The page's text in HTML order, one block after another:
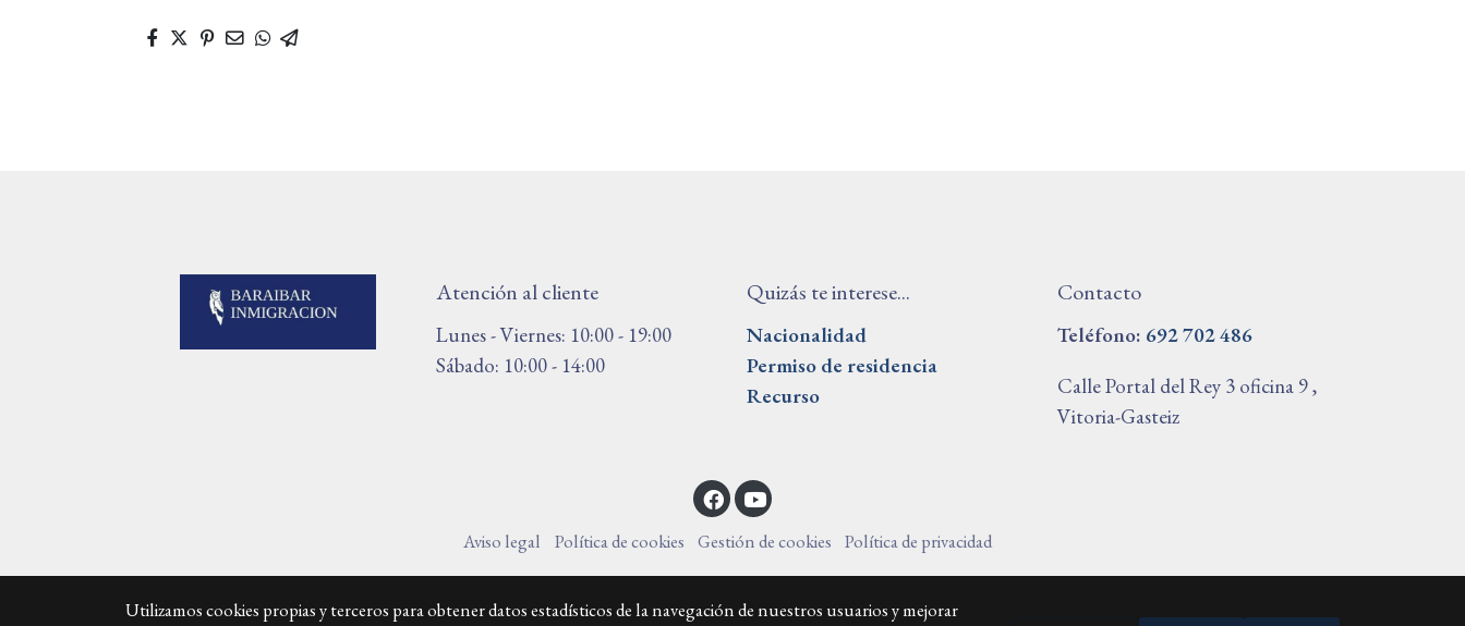
Atención al cliente
Lunes - Viernes: 10:00 - 19:00
Sábado: 10:00 - 14:00
Quizás te interese...
Nacionalidad
Permiso de residencia
Recurso
Contacto
Teléfono: 692 702 486
Calle Portal del Rey 3 oficina 9 ,
Vitoria-Gasteiz
Aviso legal Política de cookies Gestión de cookies Política de privacidad
Utilizamos cookies propias y terceros para obtener datos estadísticos de la navegación de nuestros usuarios y mejorar